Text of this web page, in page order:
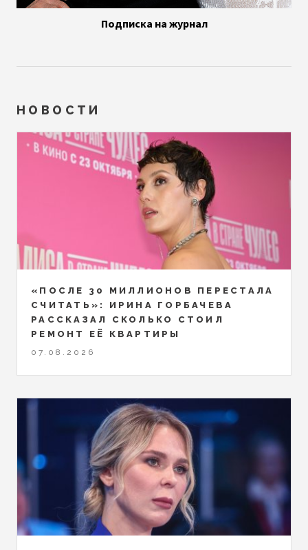
Подписка на журнал
НОВОСТИ
«ПОСЛЕ 30 МИЛЛИОНОВ ПЕРЕСТАЛА
СЧИТАТЬ»: ИРИНА ГОРБАЧЕВА
РАССКАЗАЛ СКОЛЬКО СТОИЛ
РЕМОНТ ЕЁ КВАРТИРЫ
07.08.2026